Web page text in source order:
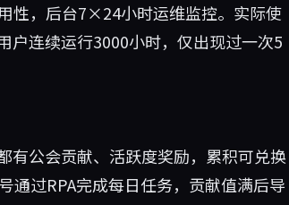
性，后台7×24小时运维监控。实际使
户连续运行3000小时，仅出现过一次5
有公会贡献、活跃度奖励，累积可兑换
通过RPA完成每日任务，贡献值满后导